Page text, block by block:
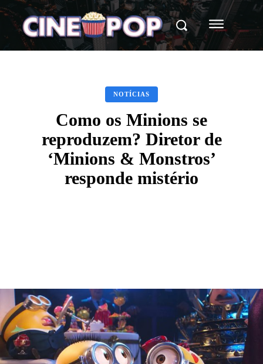
NOTÍCIAS
Como os Minions se
reproduzem? Diretor de
‘Minions & Monstros’
responde mistério